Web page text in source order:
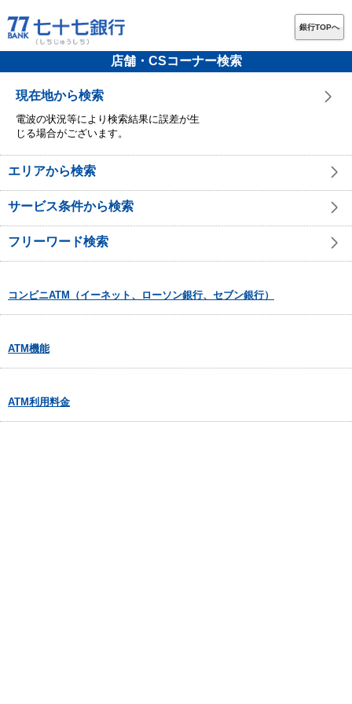
銀行TOPへ
店舗・CSコーナー検索
現在地から検索
電波の状況等により検索結果に誤差が生
じる場合がございます。
エリアから検索
サービス条件から検索
フリーワード検索
コンビニATM（イーネット、ローソン銀行、セブン銀行）
ATM機能
ATM利用料金